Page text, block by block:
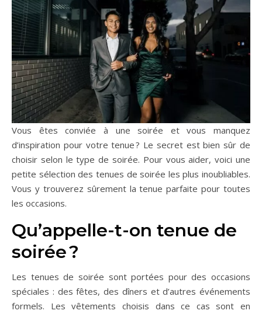
Vous êtes conviée à une soirée et vous manquez
d’inspiration pour votre tenue ? Le secret est bien sûr de
choisir selon le type de soirée. Pour vous aider, voici une
petite sélection des tenues de soirée les plus inoubliables.
Vous y trouverez sûrement la tenue parfaite pour toutes
les occasions.
Qu’appelle-t-on tenue de
soirée ?
Les tenues de soirée sont portées pour des occasions
spéciales : des fêtes, des dîners et d’autres événements
formels. Les vêtements choisis dans ce cas sont en